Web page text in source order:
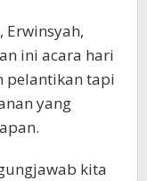
Erwinsyah,
ini acara hari
pelantikan tapi
yang
kita